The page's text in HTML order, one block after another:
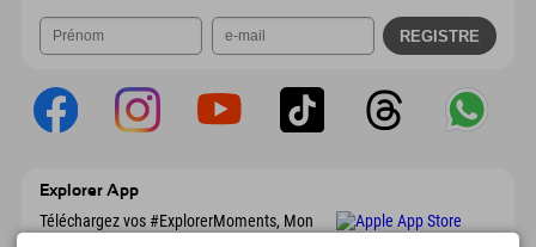
Explorer App
Téléchargez vos #ExplorerMoments, Mon